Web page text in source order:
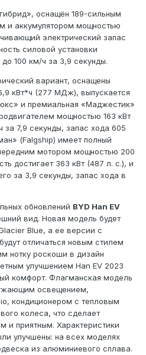
оснащён 189-сильным
и аккумулятором мощностью
электрический запас
силовой установки
100 км/ч за 3,9 секунды.
вариант, оснащены
кВт*ч (277 МДж), выпускается
и премиальная «Маджестик»
мощностью 163 кВт
за 7,9 секунды, запас хода 605
(Falgship) имеет полный
мотором мощностью 200
достигает 363 кВт (487 л. с.), и
за 3,9 секунды, запас хода в
обновлений BYD Han EV
вид. Новая модель будет
Blue, а ее версии с
отличаться новым стилем
нотку роскоши в дизайн
улучшением Han EV 2023
комфорт. Флагманская модель
освещением,
кондиционером с тепловым
колеса, что сделает
и приятным. Характеристики
улучшены: на всех моделях
из алюминиевого сплава.